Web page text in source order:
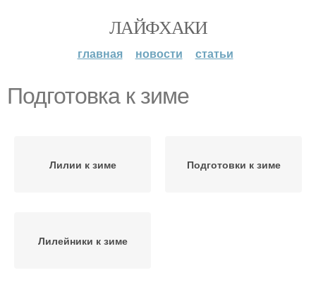
ЛАЙФХАКИ
главная новости статьи
Подготовка к зиме
Лилии к зиме Подготовки к зиме
Лилейники к зиме